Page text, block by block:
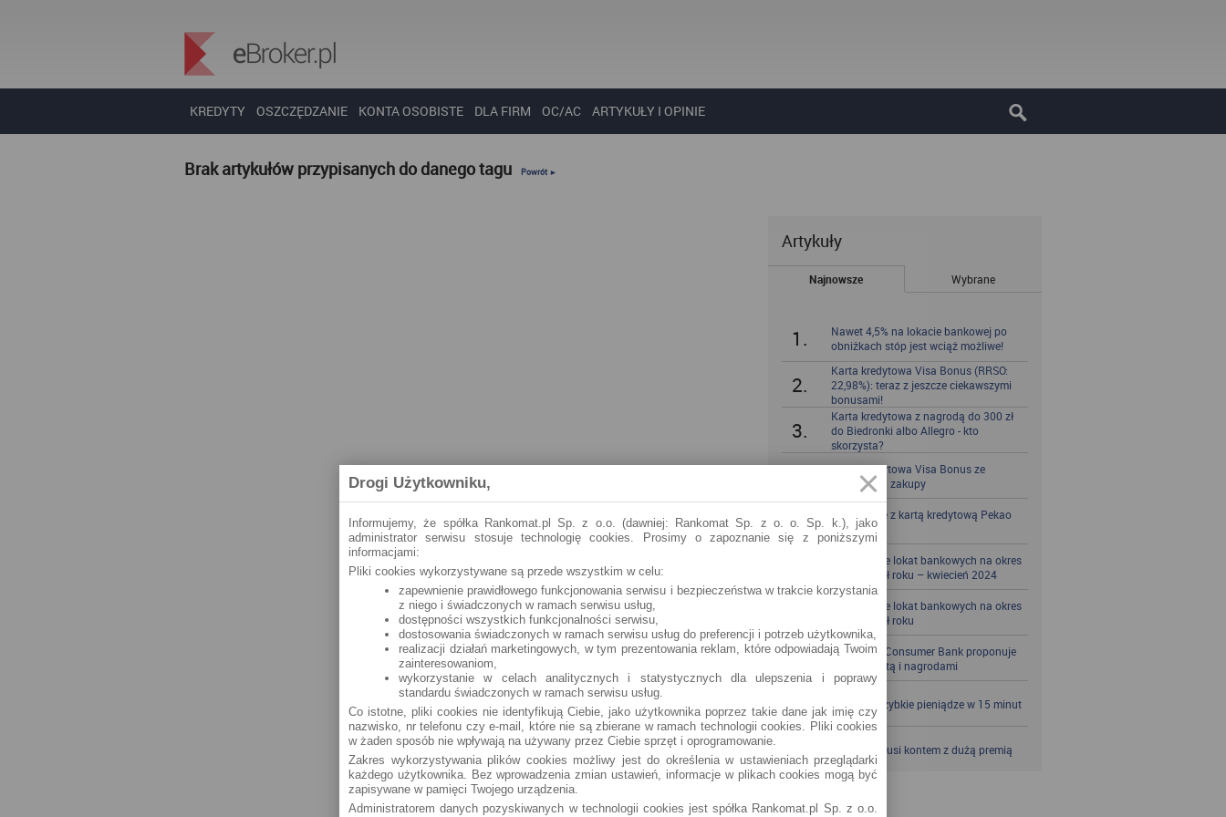
KREDYTY OSZCZĘDZANIE KONTA OSOBISTE DLA FIRM OC/AC ARTYKUŁY I OPINIE
Brak artykułów przypisanych do danego tagu Powrót ►
Artykuły
Najnowsze Wybrane
1.
Nawet 4,5% na lokacie bankowej po
obniżkach stóp jest wciąż możliwe!
2.
Karta kredytowa Visa Bonus (RRSO:
22,98%): teraz z jeszcze ciekawszymi
bonusami!
3.
Karta kredytowa z nagrodą do 300 zł
do Biedronki albo Allegro - kto
skorzysta?
Karta kredytowa Visa Bonus ze
zwrotem za zakupy
5.
Zbieraj mile z kartą kredytową Pekao
S.A.
Porównanie lokat bankowych na okres
powyżej pół roku – kwiecień 2024
Porównanie lokat bankowych na okres
powyżej pół roku
8.
Santander Consumer Bank proponuje
jesień z kartą i nagrodami
9. SKOK po szybkie pieniądze w 15 minut
10. VeloBank kusi kontem z dużą premią
Drogi Użytkowniku,
Informujemy, że spółka Rankomat.pl Sp. z o.o. (dawniej: Rankomat Sp. z o. o. Sp. k.), jako
administrator serwisu stosuje technologię cookies. Prosimy o zapoznanie się z poniższymi
informacjami:
Pliki cookies wykorzystywane są przede wszystkim w celu:
zapewnienie prawidłowego funkcjonowania serwisu i bezpieczeństwa w trakcie korzystania
z niego i świadczonych w ramach serwisu usług,
dostępności wszystkich funkcjonalności serwisu,
dostosowania świadczonych w ramach serwisu usług do preferencji i potrzeb użytkownika,
realizacji działań marketingowych, w tym prezentowania reklam, które odpowiadają Twoim
zainteresowaniom,
wykorzystanie w celach analitycznych i statystycznych dla ulepszenia i poprawy
standardu świadczonych w ramach serwisu usług.
Co istotne, pliki cookies nie identyfikują Ciebie, jako użytkownika poprzez takie dane jak imię czy
nazwisko, nr telefonu czy e-mail, które nie są zbierane w ramach technologii cookies. Pliki cookies
w żaden sposób nie wpływają na używany przez Ciebie sprzęt i oprogramowanie.
Zakres wykorzystywania plików cookies możliwy jest do określenia w ustawieniach przeglądarki
każdego użytkownika. Bez wprowadzenia zmian ustawień, informacje w plikach cookies mogą być
zapisywane w pamięci Twojego urządzenia.
Administratorem danych pozyskiwanych w technologii cookies jest spółka Rankomat.pl Sp. z o.o.